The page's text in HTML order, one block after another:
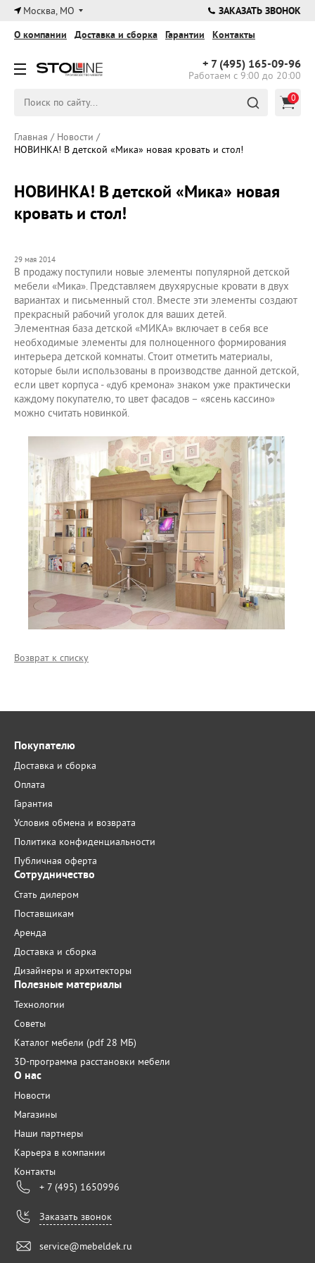
×
Москва, МО ЗАКАЗАТЬ ЗВОНОК
+ 7 (495) 165-09-96
Работаем с 9:00 до 20:00
О компании Доставка и сборка Гарантии Контакты
0
Главная / Новости /
НОВИНКА! В детской «Мика» новая кровать и стол!
НОВИНКА! В детской «Мика» новая
кровать и стол!
29 мая 2014
В продажу поступили новые элементы популярной детской
мебели «Мика». Представляем двухярусные кровати в двух
вариантах и письменный стол. Вместе эти элементы создают
прекрасный рабочий уголок для ваших детей.
Элементная база детской «МИКА» включает в себя все
необходимые элементы для полноценного формирования
интерьера детской комнаты. Стоит отметить материалы,
которые были использованы в производстве данной детской,
если цвет корпуса - «дуб кремона» знаком уже практически
каждому покупателю, то цвет фасадов – «ясень кассино»
можно считать новинкой.
Возврат к списку
Покупателю
Доставка и сборка
Оплата
Гарантия
Условия обмена и возврата
Политика конфиденциальности
Публичная оферта
Сотрудничество
Стать дилером
Поставщикам
Аренда
Доставка и сборка
Дизайнеры и архитекторы
Полезные материалы
Технологии
Советы
Каталог мебели (pdf 28 МБ)
3D-программа расстановки мебели
О нас
Новости
Магазины
Наши партнеры
Карьера в компании
Контакты
+ 7 (495) 1650996
Заказать звонок
service@mebeldek.ru